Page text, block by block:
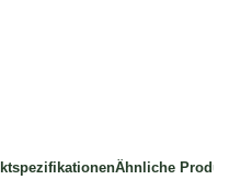
Ähnliche